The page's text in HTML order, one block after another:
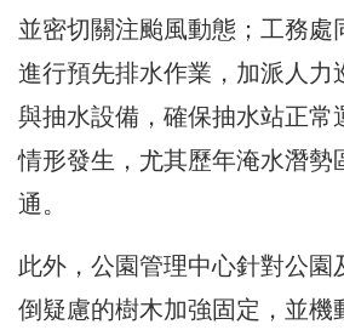
並密切關注颱風動態；工務處
進行預先排水作業，加派人力
與抽水設備，確保抽水站正常
情形發生，尤其歷年淹水潛勢
通。
此外，公園管理中心針對公園
倒疑慮的樹木加強固定，並機